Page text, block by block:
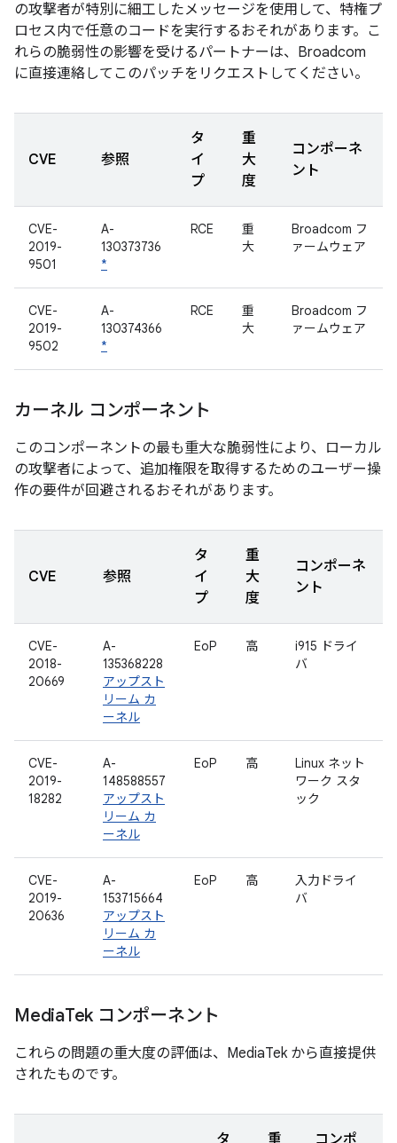
の攻撃者が特別に細工したメッセージを使用して、特権プ
ロセス内で任意のコードを実行するおそれがあります。こ
れらの脆弱性の影響を受けるパートナーは、Broadcom
に直接連絡してこのパッチをリクエストしてください。
CVE 参照
タ
イ
プ
重
大
度
コンポーネ
ント
CVE-
2019-
9501
A-
130373736
*
RCE
重
大
Broadcom フ
ァームウェア
CVE-
2019-
9502
A-
130374366
*
RCE
重
大
Broadcom フ
ァームウェア
カーネル コンポーネント
このコンポーネントの最も重大な脆弱性により、ローカル
の攻撃者によって、追加権限を取得するためのユーザー操
作の要件が回避されるおそれがあります。
CVE 参照
タ
イ
プ
重
大
度
コンポーネ
ント
CVE-
2018-
20669
A-
135368228
アップスト
リーム カ
ーネル
EoP 高
i915 ドライ
バ
CVE-
2019-
18282
A-
148588557
アップスト
リーム カ
ーネル
EoP 高
Linux ネット
ワーク スタ
ック
CVE-
2019-
20636
A-
153715664
アップスト
リーム カ
ーネル
EoP 高
入力ドライ
バ
MediaTek コンポーネント
これらの問題の重大度の評価は、MediaTek から直接提供
されたものです。
タ 重 コンポ